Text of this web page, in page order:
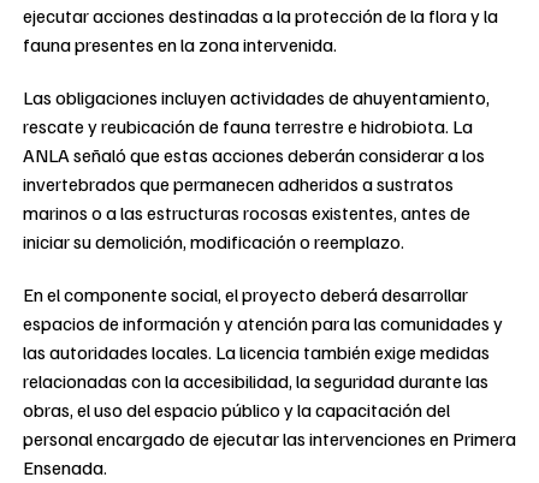
ejecutar acciones destinadas a la protección de la flora y la
fauna presentes en la zona intervenida.
Las obligaciones incluyen actividades de ahuyentamiento,
rescate y reubicación de fauna terrestre e hidrobiota. La
ANLA señaló que estas acciones deberán considerar a los
invertebrados que permanecen adheridos a sustratos
marinos o a las estructuras rocosas existentes, antes de
iniciar su demolición, modificación o reemplazo.
En el componente social, el proyecto deberá desarrollar
espacios de información y atención para las comunidades y
las autoridades locales. La licencia también exige medidas
relacionadas con la accesibilidad, la seguridad durante las
obras, el uso del espacio público y la capacitación del
personal encargado de ejecutar las intervenciones en Primera
Ensenada.